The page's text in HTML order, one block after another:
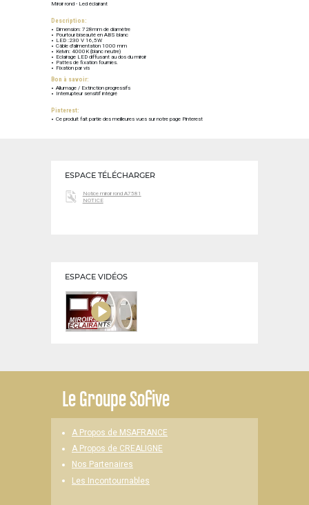
Miroir rond - Led éclairant
Description:
Dimension: 728mm de diamètre
Pourtour biseauté en ABS blanc
LED :230 V 16,5W
Câble d'alimentation 1000 mm
Kelvin: 4000K (blanc neutre)
Eclairage LED diffusant au dos du miroir
Pattes de fixation fournies.
Fixation par vis
Bon à savoir:
Allumage / Extinction progressifs
Interrupteur sensitif intégré
Pinterest:
Ce produit fait partie des meilleures vues sur notre page Pinterest
ESPACE TÉLÉCHARGER
Notice miroir rond A7581
NOTICE
ESPACE VIDÉOS
LeGroupe Sofive
A Propos de MSAFRANCE
A Propos de CREALIGNE
Nos Partenaires
Les Incontournables